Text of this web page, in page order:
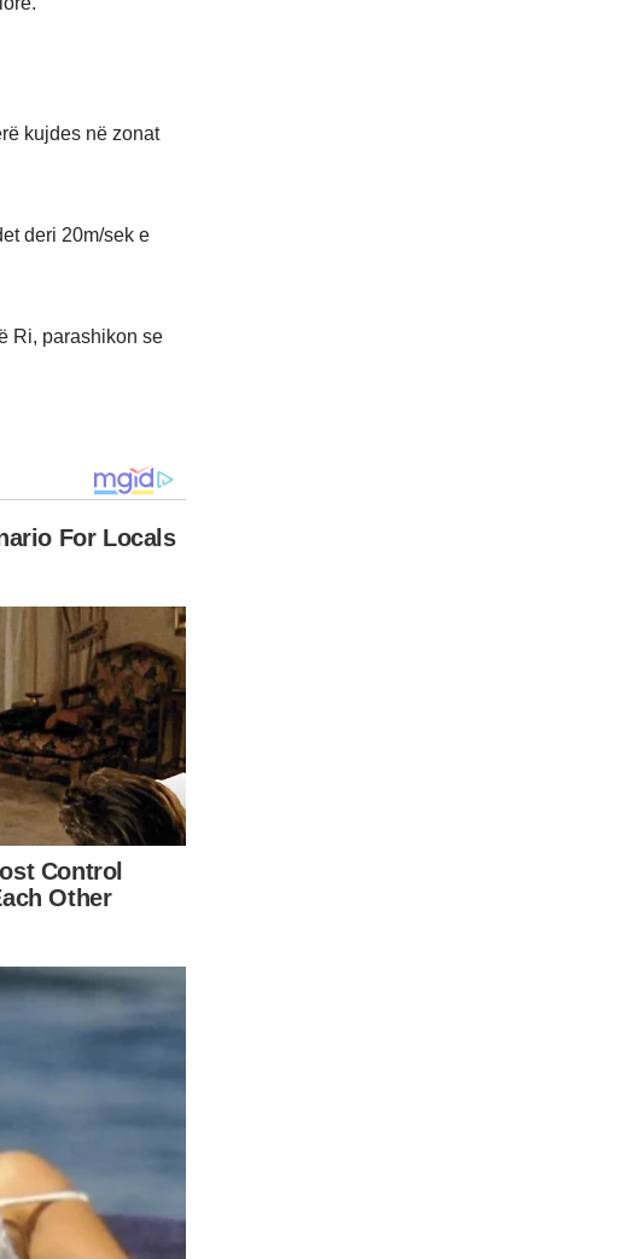
kujdes në zonat
deri 20m/sek e
Ri, parashikon se